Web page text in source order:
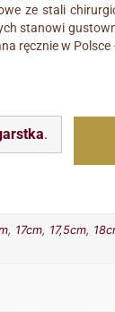
ze stali
stanowi
ręcznie w
.
, 17cm, 17,5cm,